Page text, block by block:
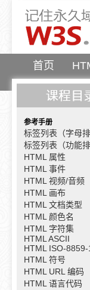
首页
参考手册
标签列表（字母排
标签列表（功能排
HTML 属性
HTML 事件
HTML 视频/音频
HTML 画布
HTML 文档类型
HTML 颜色名
HTML 字符集
HTML ASCII
HTML ISO-8859-
HTML 符号
HTML URL 编码
HTML 语言代码